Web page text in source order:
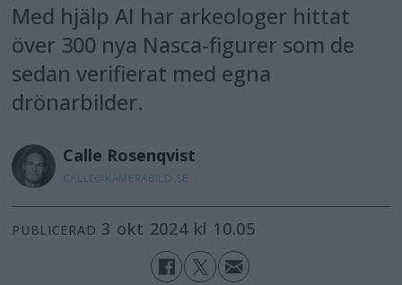
Med hjälp AI har arkeologer hittat
över 300 nya Nasca-figurer som de
sedan verifierat med egna
drönarbilder.
Calle Rosenqvist
CALLE@KAMERABILD.SE
PUBLICERAD 3 okt 2024 kl 10.05